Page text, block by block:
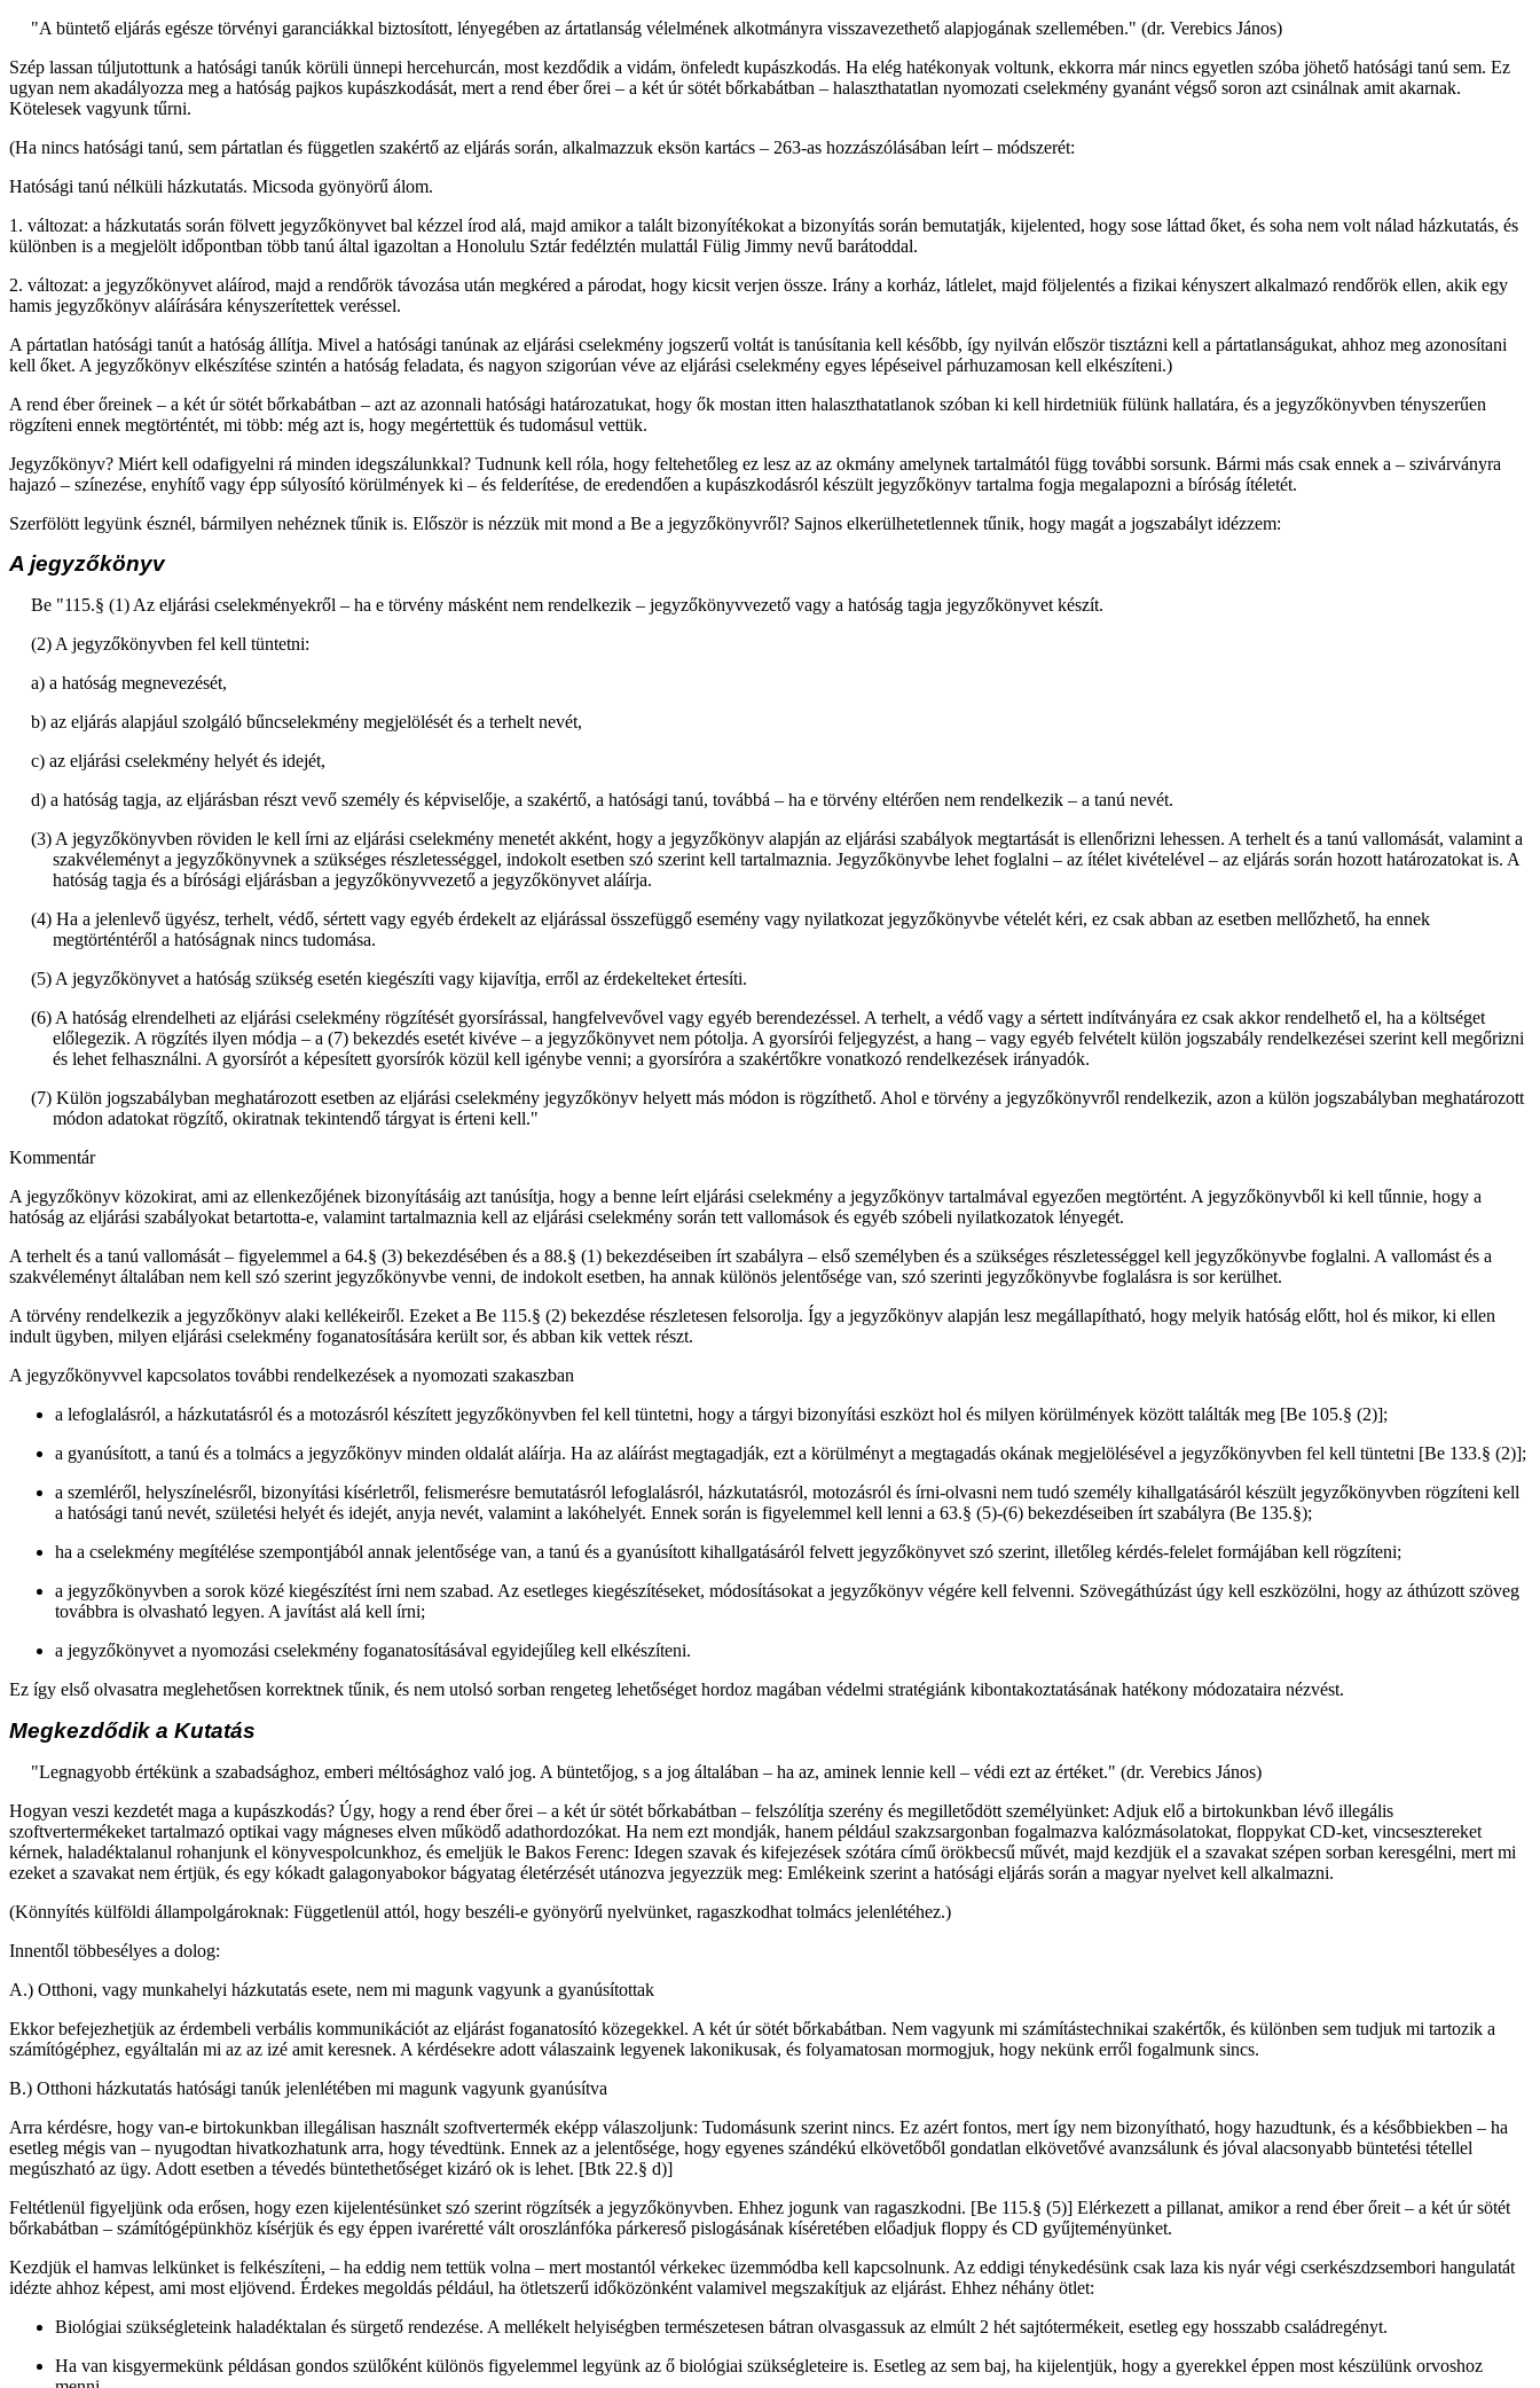
"A büntető eljárás egésze törvényi garanciákkal biztosított, lényegében az ártatlanság vélelmének alkotmányra visszavezethető alapjogának szellemében." (dr. Verebics János)
Szép lassan túljutottunk a hatósági tanúk körüli ünnepi hercehurcán, most kezdődik a vidám, önfeledt kupászkodás. Ha elég hatékonyak voltunk, ekkorra már nincs egyetlen szóba jöhető hatósági tanú sem. Ez
ugyan nem akadályozza meg a hatóság pajkos kupászkodását, mert a rend éber őrei – a két úr sötét bőrkabátban – halaszthatatlan nyomozati cselekmény gyanánt végső soron azt csinálnak amit akarnak.
Kötelesek vagyunk tűrni.
(Ha nincs hatósági tanú, sem pártatlan és független szakértő az eljárás során, alkalmazzuk eksön kartács – 263-as hozzászólásában leírt – módszerét:
Hatósági tanú nélküli házkutatás. Micsoda gyönyörű álom.
1. változat: a házkutatás során fölvett jegyzőkönyvet bal kézzel írod alá, majd amikor a talált bizonyítékokat a bizonyítás során bemutatják, kijelented, hogy sose láttad őket, és soha nem volt nálad házkutatás, és
különben is a megjelölt időpontban több tanú által igazoltan a Honolulu Sztár fedélztén mulattál Fülig Jimmy nevű barátoddal.
2. változat: a jegyzőkönyvet aláírod, majd a rendőrök távozása után megkéred a párodat, hogy kicsit verjen össze. Irány a korház, látlelet, majd följelentés a fizikai kényszert alkalmazó rendőrök ellen, akik egy
hamis jegyzőkönyv aláírására kényszerítettek veréssel.
A pártatlan hatósági tanút a hatóság állítja. Mivel a hatósági tanúnak az eljárási cselekmény jogszerű voltát is tanúsítania kell később, így nyilván először tisztázni kell a pártatlanságukat, ahhoz meg azonosítani
kell őket. A jegyzőkönyv elkészítése szintén a hatóság feladata, és nagyon szigorúan véve az eljárási cselekmény egyes lépéseivel párhuzamosan kell elkészíteni.)
A rend éber őreinek – a két úr sötét bőrkabátban – azt az azonnali hatósági határozatukat, hogy ők mostan itten halaszthatatlanok szóban ki kell hirdetniük fülünk hallatára, és a jegyzőkönyvben tényszerűen
rögzíteni ennek megtörténtét, mi több: még azt is, hogy megértettük és tudomásul vettük.
Jegyzőkönyv? Miért kell odafigyelni rá minden idegszálunkkal? Tudnunk kell róla, hogy feltehetőleg ez lesz az az okmány amelynek tartalmától függ további sorsunk. Bármi más csak ennek a – szivárványra
hajazó – színezése, enyhítő vagy épp súlyosító körülmények ki – és felderítése, de eredendően a kupászkodásról készült jegyzőkönyv tartalma fogja megalapozni a bíróság ítéletét.
Szerfölött legyünk észnél, bármilyen nehéznek tűnik is. Először is nézzük mit mond a Be a jegyzőkönyvről? Sajnos elkerülhetetlennek tűnik, hogy magát a jogszabályt idézzem:
A jegyzőkönyv
Be "115.§ (1) Az eljárási cselekményekről – ha e törvény másként nem rendelkezik – jegyzőkönyvvezető vagy a hatóság tagja jegyzőkönyvet készít.
(2) A jegyzőkönyvben fel kell tüntetni:
a) a hatóság megnevezését,
b) az eljárás alapjául szolgáló bűncselekmény megjelölését és a terhelt nevét,
c) az eljárási cselekmény helyét és idejét,
d) a hatóság tagja, az eljárásban részt vevő személy és képviselője, a szakértő, a hatósági tanú, továbbá – ha e törvény eltérően nem rendelkezik – a tanú nevét.
(3) A jegyzőkönyvben röviden le kell írni az eljárási cselekmény menetét akként, hogy a jegyzőkönyv alapján az eljárási szabályok megtartását is ellenőrizni lehessen. A terhelt és a tanú vallomását, valamint a
szakvéleményt a jegyzőkönyvnek a szükséges részletességgel, indokolt esetben szó szerint kell tartalmaznia. Jegyzőkönyvbe lehet foglalni – az ítélet kivételével – az eljárás során hozott határozatokat is. A
hatóság tagja és a bírósági eljárásban a jegyzőkönyvvezető a jegyzőkönyvet aláírja.
(4) Ha a jelenlevő ügyész, terhelt, védő, sértett vagy egyéb érdekelt az eljárással összefüggő esemény vagy nyilatkozat jegyzőkönyvbe vételét kéri, ez csak abban az esetben mellőzhető, ha ennek
megtörténtéről a hatóságnak nincs tudomása.
(5) A jegyzőkönyvet a hatóság szükség esetén kiegészíti vagy kijavítja, erről az érdekelteket értesíti.
(6) A hatóság elrendelheti az eljárási cselekmény rögzítését gyorsírással, hangfelvevővel vagy egyéb berendezéssel. A terhelt, a védő vagy a sértett indítványára ez csak akkor rendelhető el, ha a költséget
előlegezik. A rögzítés ilyen módja – a (7) bekezdés esetét kivéve – a jegyzőkönyvet nem pótolja. A gyorsírói feljegyzést, a hang – vagy egyéb felvételt külön jogszabály rendelkezései szerint kell megőrizni
és lehet felhasználni. A gyorsírót a képesített gyorsírók közül kell igénybe venni; a gyorsíróra a szakértőkre vonatkozó rendelkezések irányadók.
(7) Külön jogszabályban meghatározott esetben az eljárási cselekmény jegyzőkönyv helyett más módon is rögzíthető. Ahol e törvény a jegyzőkönyvről rendelkezik, azon a külön jogszabályban meghatározott
módon adatokat rögzítő, okiratnak tekintendő tárgyat is érteni kell."
Kommentár
A jegyzőkönyv közokirat, ami az ellenkezőjének bizonyításáig azt tanúsítja, hogy a benne leírt eljárási cselekmény a jegyzőkönyv tartalmával egyezően megtörtént. A jegyzőkönyvből ki kell tűnnie, hogy a
hatóság az eljárási szabályokat betartotta-e, valamint tartalmaznia kell az eljárási cselekmény során tett vallomások és egyéb szóbeli nyilatkozatok lényegét.
A terhelt és a tanú vallomását – figyelemmel a 64.§ (3) bekezdésében és a 88.§ (1) bekezdéseiben írt szabályra – első személyben és a szükséges részletességgel kell jegyzőkönyvbe foglalni. A vallomást és a
szakvéleményt általában nem kell szó szerint jegyzőkönyvbe venni, de indokolt esetben, ha annak különös jelentősége van, szó szerinti jegyzőkönyvbe foglalásra is sor kerülhet.
A törvény rendelkezik a jegyzőkönyv alaki kellékeiről. Ezeket a Be 115.§ (2) bekezdése részletesen felsorolja. Így a jegyzőkönyv alapján lesz megállapítható, hogy melyik hatóság előtt, hol és mikor, ki ellen
indult ügyben, milyen eljárási cselekmény foganatosítására került sor, és abban kik vettek részt.
A jegyzőkönyvvel kapcsolatos további rendelkezések a nyomozati szakaszban
a lefoglalásról, a házkutatásról és a motozásról készített jegyzőkönyvben fel kell tüntetni, hogy a tárgyi bizonyítási eszközt hol és milyen körülmények között találták meg [Be 105.§ (2)];
a gyanúsított, a tanú és a tolmács a jegyzőkönyv minden oldalát aláírja. Ha az aláírást megtagadják, ezt a körülményt a megtagadás okának megjelölésével a jegyzőkönyvben fel kell tüntetni [Be 133.§ (2)];
a szemléről, helyszínelésről, bizonyítási kísérletről, felismerésre bemutatásról lefoglalásról, házkutatásról, motozásról és írni-olvasni nem tudó személy kihallgatásáról készült jegyzőkönyvben rögzíteni kell
a hatósági tanú nevét, születési helyét és idejét, anyja nevét, valamint a lakóhelyét. Ennek során is figyelemmel kell lenni a 63.§ (5)-(6) bekezdéseiben írt szabályra (Be 135.§);
ha a cselekmény megítélése szempontjából annak jelentősége van, a tanú és a gyanúsított kihallgatásáról felvett jegyzőkönyvet szó szerint, illetőleg kérdés-felelet formájában kell rögzíteni;
a jegyzőkönyvben a sorok közé kiegészítést írni nem szabad. Az esetleges kiegészítéseket, módosításokat a jegyzőkönyv végére kell felvenni. Szövegáthúzást úgy kell eszközölni, hogy az áthúzott szöveg
továbbra is olvasható legyen. A javítást alá kell írni;
a jegyzőkönyvet a nyomozási cselekmény foganatosításával egyidejűleg kell elkészíteni.
Ez így első olvasatra meglehetősen korrektnek tűnik, és nem utolsó sorban rengeteg lehetőséget hordoz magában védelmi stratégiánk kibontakoztatásának hatékony módozataira nézvést.
Megkezdődik a Kutatás
"Legnagyobb értékünk a szabadsághoz, emberi méltósághoz való jog. A büntetőjog, s a jog általában – ha az, aminek lennie kell – védi ezt az értéket." (dr. Verebics János)
Hogyan veszi kezdetét maga a kupászkodás? Úgy, hogy a rend éber őrei – a két úr sötét bőrkabátban – felszólítja szerény és megilletődött személyünket: Adjuk elő a birtokunkban lévő illegális
szoftvertermékeket tartalmazó optikai vagy mágneses elven működő adathordozókat. Ha nem ezt mondják, hanem például szakzsargonban fogalmazva kalózmásolatokat, floppykat CD-ket, vincsesztereket
kérnek, haladéktalanul rohanjunk el könyvespolcunkhoz, és emeljük le Bakos Ferenc: Idegen szavak és kifejezések szótára című örökbecsű művét, majd kezdjük el a szavakat szépen sorban keresgélni, mert mi
ezeket a szavakat nem értjük, és egy kókadt galagonyabokor bágyatag életérzését utánozva jegyezzük meg: Emlékeink szerint a hatósági eljárás során a magyar nyelvet kell alkalmazni.
(Könnyítés külföldi állampolgároknak: Függetlenül attól, hogy beszéli-e gyönyörű nyelvünket, ragaszkodhat tolmács jelenlétéhez.)
Innentől többesélyes a dolog:
A.) Otthoni, vagy munkahelyi házkutatás esete, nem mi magunk vagyunk a gyanúsítottak
Ekkor befejezhetjük az érdembeli verbális kommunikációt az eljárást foganatosító közegekkel. A két úr sötét bőrkabátban. Nem vagyunk mi számítástechnikai szakértők, és különben sem tudjuk mi tartozik a
számítógéphez, egyáltalán mi az az izé amit keresnek. A kérdésekre adott válaszaink legyenek lakonikusak, és folyamatosan mormogjuk, hogy nekünk erről fogalmunk sincs.
B.) Otthoni házkutatás hatósági tanúk jelenlétében mi magunk vagyunk gyanúsítva
Arra kérdésre, hogy van-e birtokunkban illegálisan használt szoftvertermék eképp válaszoljunk: Tudomásunk szerint nincs. Ez azért fontos, mert így nem bizonyítható, hogy hazudtunk, és a későbbiekben – ha
esetleg mégis van – nyugodtan hivatkozhatunk arra, hogy tévedtünk. Ennek az a jelentősége, hogy egyenes szándékú elkövetőből gondatlan elkövetővé avanzsálunk és jóval alacsonyabb büntetési tétellel
megúszható az ügy. Adott esetben a tévedés büntethetőséget kizáró ok is lehet. [Btk 22.§ d)]
Feltétlenül figyeljünk oda erősen, hogy ezen kijelentésünket szó szerint rögzítsék a jegyzőkönyvben. Ehhez jogunk van ragaszkodni. [Be 115.§ (5)] Elérkezett a pillanat, amikor a rend éber őreit – a két úr sötét
bőrkabátban – számítógépünkhöz kísérjük és egy éppen ivaréretté vált oroszlánfóka párkereső pislogásának kíséretében előadjuk floppy és CD gyűjteményünket.
Kezdjük el hamvas lelkünket is felkészíteni, – ha eddig nem tettük volna – mert mostantól vérkekec üzemmódba kell kapcsolnunk. Az eddigi ténykedésünk csak laza kis nyár végi cserkészdzsembori hangulatát
idézte ahhoz képest, ami most eljövend. Érdekes megoldás például, ha ötletszerű időközönként valamivel megszakítjuk az eljárást. Ehhez néhány ötlet:
Biológiai szükségleteink haladéktalan és sürgető rendezése. A mellékelt helyiségben természetesen bátran olvasgassuk az elmúlt 2 hét sajtótermékeit, esetleg egy hosszabb családregényt.
Ha van kisgyermekünk példásan gondos szülőként különös figyelemmel legyünk az ő biológiai szükségleteire is. Esetleg az sem baj, ha kijelentjük, hogy a gyerekkel éppen most készülünk orvoshoz